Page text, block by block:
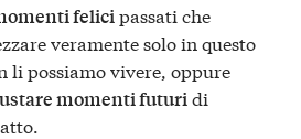
felicipassati che
veramente solo in questo
li possiamo vivere, oppure
momenti futuridi